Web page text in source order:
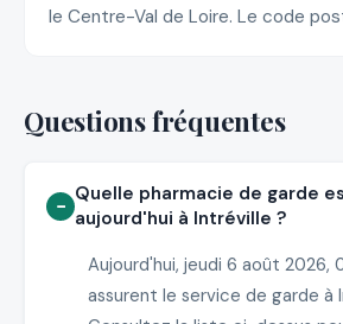
le Centre-Val de Loire. Le code
Questions fréquentes
Quelle pharmacie de garde
aujourd'hui à Intréville ?
Aujourd'hui, jeudi 6 août 2026,
assurent le service de garde à